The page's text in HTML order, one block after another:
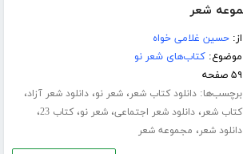
از:حسین غلامی خواه
موضوع:کتاب‌های شعر نو
۵۹ صفحه
برچسب‌ها:دانلود کتاب شعر،شعر نو،دانلود شعر آزاد،
کتاب شعر،دانلود شعر اجتماعی،شعر نو،کتاب 23 ،
دانلود شعر، مجموعه شعر